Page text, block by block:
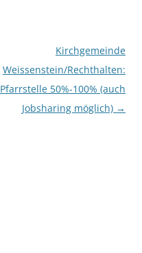
Kirchgemeinde
Weissenstein/Rechthalten:
Pfarrstelle 50%-100% (auch
Jobsharing möglich) →